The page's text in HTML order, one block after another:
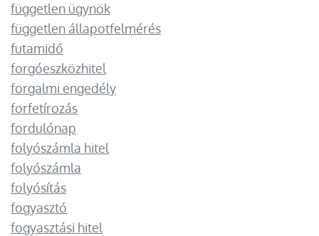
független ügynök
független állapotfelmérés
futamidő
forgóeszközhitel
forgalmi engedély
forfetírozás
fordulónap
folyószámla hitel
folyószámla
folyósítás
fogyasztó
fogyasztási hitel